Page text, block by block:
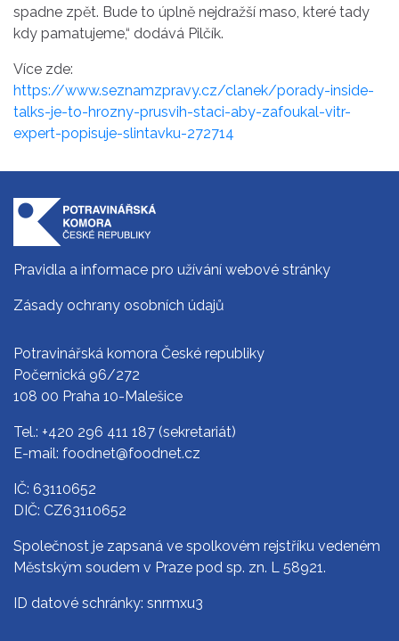
spadne zpět. Bude to úplně nejdražší maso, které tady
kdy pamatujeme,“ dodává Pilčík.
Více zde:
https://www.seznamzpravy.cz/clanek/porady-inside-
talks-je-to-hrozny-prusvih-staci-aby-zafoukal-vitr-
expert-popisuje-slintavku-272714
Pravidla a informace pro užívání webové stránky
Zásady ochrany osobních údajů
Potravinářská komora České republiky
Počernická 96/272
108 00 Praha 10-Malešice
Tel.: +420 296 411 187 (sekretariát)
E-mail: foodnet@foodnet.cz
IČ: 63110652
DIČ: CZ63110652
Společnost je zapsaná ve spolkovém rejstříku vedeném
Městským soudem v Praze pod sp. zn. L 58921.
ID datové schránky: snrmxu3